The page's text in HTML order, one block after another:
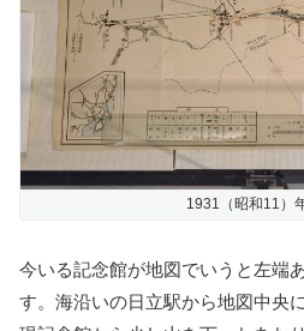
1931（昭和11）
今いる記念館が地図でいうと左端
す。海沿いの日立駅から地図中央